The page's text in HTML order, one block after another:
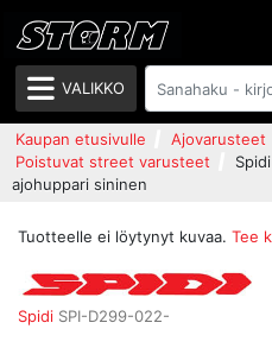
VALIKKO
Kaupan etusivulle Ajovarusteet
Poistuvat street varusteet
ajohuppari sininen
Tuotteelle ei löytynyt kuvaa. Tee
Spidi SPI-D299-022-